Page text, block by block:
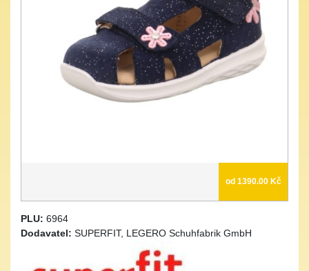
od 1390.00 Kč
PLU: 6964
Dodavatel: SUPERFIT, LEGERO Schuhfabrik GmbH